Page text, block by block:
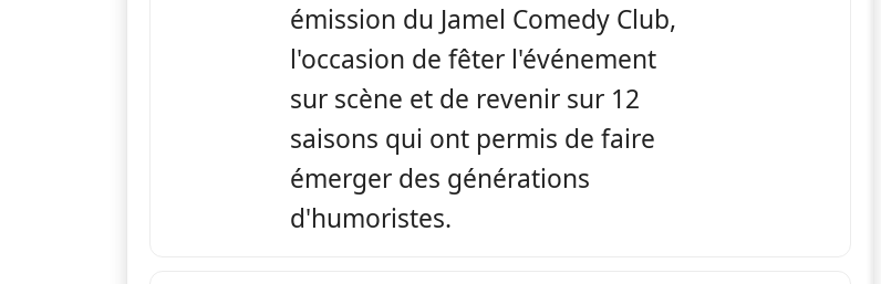
émission du Jamel Comedy Club,
l'occasion de fêter l'événement
sur scène et de revenir sur 12
saisons qui ont permis de faire
émerger des générations
d'humoristes.